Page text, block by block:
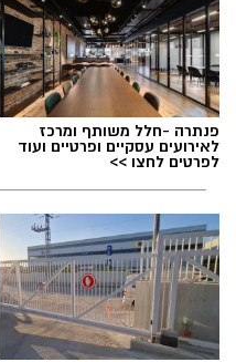
תגים:חבל לכיש
במהלך סוף השבוע אירעו
מסחרית של ענבים
הדיווח, החשודים
בעקבות אינדיקציה
השדות למקום,
להשלים את הגניבה.
פנתרה -חלל משותף ומרכז
לאירועים עסקיים ופרטיים ועוד
לפרטים לחצו >>